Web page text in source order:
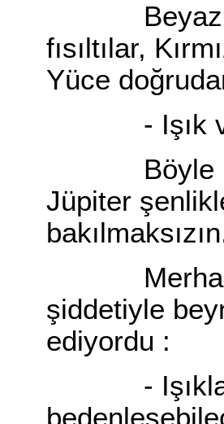
Beyaz
fısıltılar,
Yüce
- Işık
Böyle bir
Jüpiter
Merhaba
şiddetiyle
ediyordu :
-